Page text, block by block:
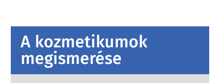
A kozmetikumok
megismerése